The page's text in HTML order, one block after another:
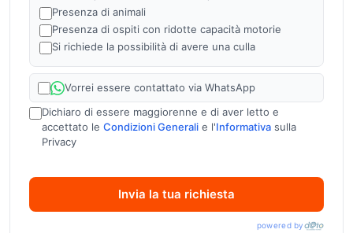
Presenza di animali
Presenza di ospiti con ridotte capacità motorie
Si richiede la possibilità di avere una culla
Vorrei essere contattato via WhatsApp
Dichiaro di essere maggiorenne e di aver letto e
accettato le Condizioni Generali e l'Informativa sulla
Privacy
Invia la tua richiesta
powered by